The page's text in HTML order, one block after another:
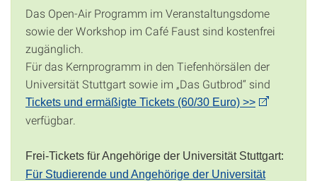
Das Open-Air Programm im Veranstaltungsdome
sowie der Workshop im Café Faust sind kostenfrei
zugänglich.
Für das Kernprogramm in den Tiefenhörsälen der
Universität Stuttgart sowie im „Das Gutbrod“ sind
Tickets und ermäßigte Tickets (60/30 Euro) >>
verfügbar.
Frei-Tickets für Angehörige der Universität Stuttgart:
Für Studierende und Angehörige der Universität